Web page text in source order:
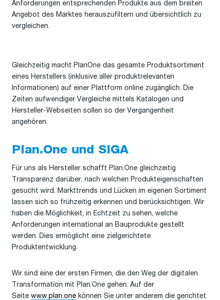
Anforderungen entsprechenden Produkte aus dem breiten
Angebot des Marktes herauszufiltern und übersichtlich zu
vergleichen.
Gleichzeitig macht PlanOne das gesamte Produktsortiment
eines Herstellers (inklusive aller produktrelevanten
Informationen) auf einer Plattform online zugänglich. Die
Zeiten aufwendiger Vergleiche mittels Katalogen und
Hersteller-Webseiten sollen so der Vergangenheit
angehören.
Plan.One und SIGA
Für uns als Hersteller schafft Plan.One gleichzeitig
Transparenz darüber, nach welchen Produkteigenschaften
gesucht wird. Markttrends und Lücken im eigenen Sortiment
lassen sich so frühzeitig erkennen und berücksichtigen. Wir
haben die Möglichkeit, in Echtzeit zu sehen, welche
Anforderungen international an Bauprodukte gestellt
werden. Dies ermöglicht eine zielgerichtete
Produktentwicklung.
Wir sind eine der ersten Firmen, die den Weg der digitalen
Transformation mit Plan.One gehen. Auf der
Seite www.plan.one können Sie unter anderem die gerichtet